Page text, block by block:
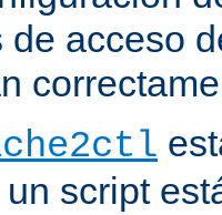
de acceso
script